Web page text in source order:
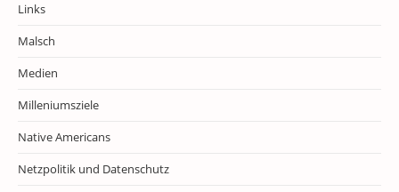
Links
Malsch
Medien
Milleniumsziele
Native Americans
Netzpolitik und Datenschutz